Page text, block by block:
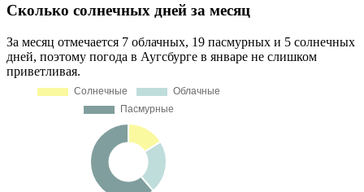
Сколько солнечных дней за месяц
За месяц отмечается 7 облачных, 19 пасмурных и 5 солнечных
дней, поэтому погода в Аугсбурге в январе не слишком
приветливая.